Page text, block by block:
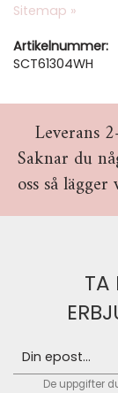
Sitemap »
Artikelnummer:
SCT61304WH
Leverans
Saknar du
oss så
TA
De uppgifter